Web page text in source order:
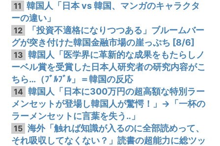
11
韓国人「日本 vs 韓国、マンガのキャラクタ
ーの違い」
12
「投資不適格になりつつある」ブルームバー
グが突き付けた韓国金融市場の崖っぷち [8/6]
13 韓国人「医学界に革新的な成果をもたらしノ
ーベル賞を受賞した日本人研究者の研究内容がこ
ちら…（ﾌﾞﾙﾌﾞﾙ」＝韓国の反応
14 韓国人「日本に300万円の超高額な特別ラー
メンセットが登場し韓国人が驚愕！」→「一杯の
ラーメンセットに言葉を失う‥」
15 海外「触れば知識が入るのに全部読めって、
それ吸収してなくない？」読書の超能力に総ツッ